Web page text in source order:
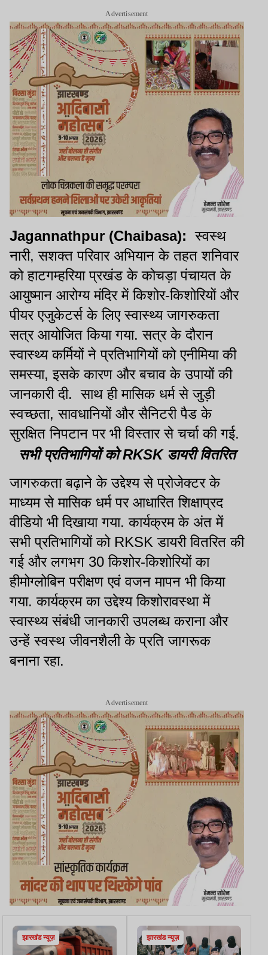
Advertisement
Jagannathpur (Chaibasa): स्वस्थ
नारी, सशक्त परिवार अभियान के तहत शनिवार
को हाटगम्हरिया प्रखंड के कोचड़ा पंचायत के
आयुष्मान आरोग्य मंदिर में किशोर-किशोरियों और
पीयर एजुकेटर्स के लिए स्वास्थ्य जागरुकता
सत्र आयोजित किया गया. सत्र के दौरान
स्वास्थ्य कर्मियों ने प्रतिभागियों को एनीमिया की
समस्या, इसके कारण और बचाव के उपायों की
जानकारी दी. साथ ही मासिक धर्म से जुड़ी
स्वच्छता, सावधानियों और सैनिटरी पैड के
सुरक्षित निपटान पर भी विस्तार से चर्चा की गई.
सभी प्रतिभागियों को RKSK डायरी वितरित
जागरुकता बढ़ाने के उद्देश्य से प्रोजेक्टर के
माध्यम से मासिक धर्म पर आधारित शिक्षाप्रद
वीडियो भी दिखाया गया. कार्यक्रम के अंत में
सभी प्रतिभागियों को RKSK डायरी वितरित की
गई और लगभग 30 किशोर-किशोरियों का
हीमोग्लोबिन परीक्षण एवं वजन मापन भी किया
गया. कार्यक्रम का उद्देश्य किशोरावस्था में
स्वास्थ्य संबंधी जानकारी उपलब्ध कराना और
उन्हें स्वस्थ जीवनशैली के प्रति जागरूक
बनाना रहा.
Advertisement
झारखंड न्यूज़ झारखंड न्यूज़